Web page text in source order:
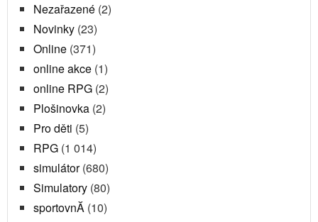
Nezařazené (2)
Novinky (23)
Online (371)
online akce (1)
online RPG (2)
Plošinovka (2)
Pro děti (5)
RPG (1 014)
simulátor(680)
Simulatory (80)
sportovnĂ­ (10)